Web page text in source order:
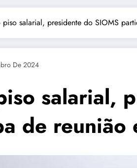
piso salarial, presidente do SIOMS
De 2024
salarial,
de reunião